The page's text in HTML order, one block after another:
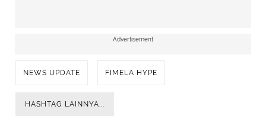
Advertisement
NEWS UPDATE FIMELA HYPE
HASHTAG LAINNYA...